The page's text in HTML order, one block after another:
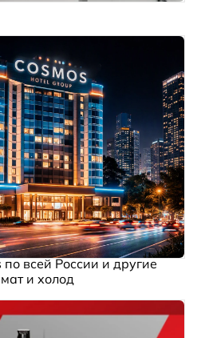
по всей России и другие
и холод